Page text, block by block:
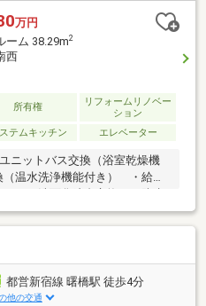
万円
ーム 38.29m2
西
所有権
リフォームリノベー
ション
テムキッチン エレベーター
ニットバス交換（浴室乾燥機
温水洗浄機能付き） ・給湯
） ・洗面化粧台交換 ・防水
ッチン交換（食洗器付
クロス、フローリング張替■
器（air-e）設置■ペット飼育
四谷駅・市ヶ谷駅・牛込柳町
可能なマルチアクセス
都営新宿線 曙橋駅 徒歩4分
他の交通